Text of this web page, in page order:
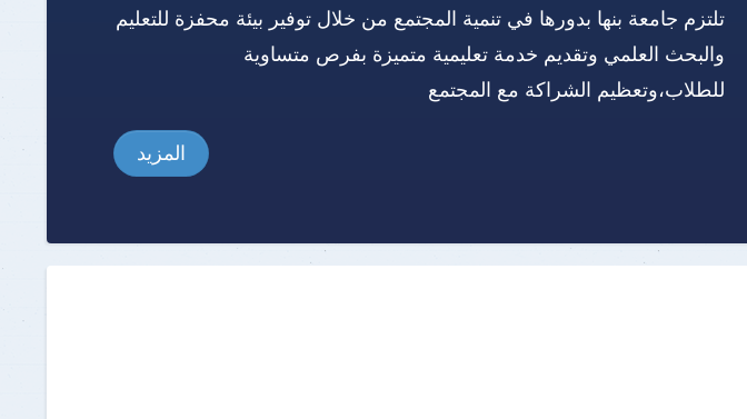
تلتزم جامعة بنها بدورها في تنمية المجتمع من خلال توفير بيئة محفزة للتعليم
والبحث العلمي وتقديم خدمة تعليمية متميزة بفرص متساوية
للطلاب،وتعظيم الشراكة مع المجتمع
المزيد